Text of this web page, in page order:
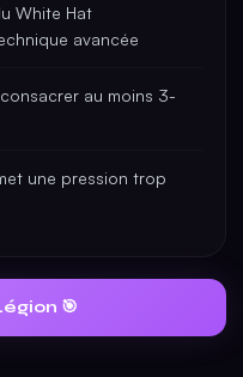
White Hat
avancée
au moins 3-
une pression trop
🎯